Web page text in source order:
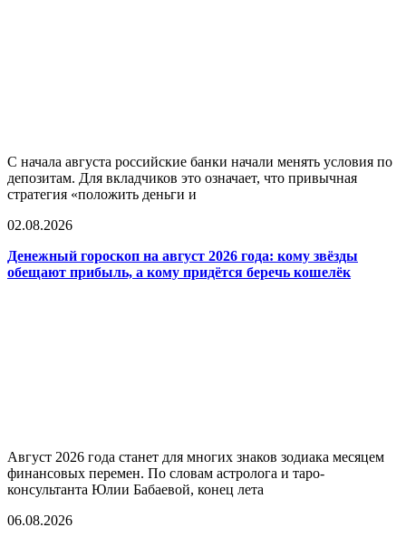
С начала августа российские банки начали менять условия по
депозитам. Для вкладчиков это означает, что привычная
стратегия «положить деньги и
02.08.2026
Денежный гороскоп на август 2026 года: кому звёзды
обещают прибыль, а кому придётся беречь кошелёк
Август 2026 года станет для многих знаков зодиака месяцем
финансовых перемен. По словам астролога и таро-
консультанта Юлии Бабаевой, конец лета
06.08.2026